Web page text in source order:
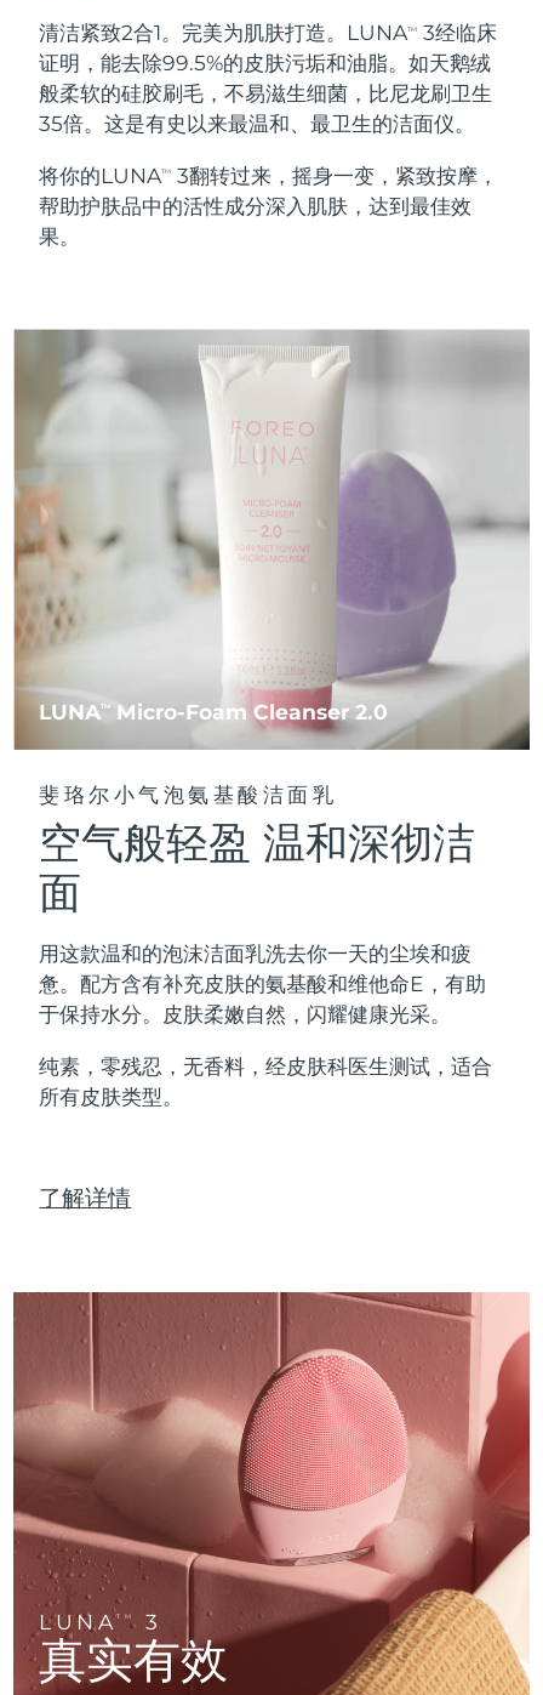
清洁紧致2合1。完美为肌肤打造。LUNATM
3经临床
证明，能去除99.5%的皮肤污垢和油脂。如天鹅绒
般柔软的硅胶刷毛，不易滋生细菌，比尼龙刷卫生
35倍。这是有史以来最温和、最卫生的洁面仪。
将你的LUNATM
3翻转过来，摇身一变，紧致按摩，
帮助护肤品中的活性成分深入肌肤，达到最佳效
果。
LUNATM Micro-Foam Cleanser 2.0
斐珞尔小气泡氨基酸洁面乳
空气般轻盈 温和深彻洁
面
用这款温和的泡沫洁面乳洗去你一天的尘埃和疲
惫。配方含有补充皮肤的氨基酸和维他命E，有助
于保持水分。皮肤柔嫩自然，闪耀健康光采。
纯素，零残忍，无香料，经皮肤科医生测试，适合
所有皮肤类型。
了解详情
LUNATM 3
真实有效
LUNA™ 4 套装
Anti-aging massage
LUNA™ 4 Plus
Massage, LED heating
For men, anti-aging massage
LUNA™ 4 mini
For young skin, T-zone
LUNA™ 4 go
For travel or gym bag
LUNA™ 护肤
Premium cleansers & balm
LUNA™ 设备
All facial cleansing devices
BEAR™ 2 套装
Microcurrent toning
BEAR™ 2 go
Microcurrent toning on-the-go
Microcurrent line smoothing device
面部提拉护理
Premium anti-aging skincare
BEAR™ 设备
All premium facelift devices
UFO™ 3 套装
Near-infrared and red light therapy
device
UFO™ 3 mini
Red light therapy device for young skin
UFO™ 3 go
Portable red light therapy
Rejuvenation & hydration
UFO™ 设备
All deep facial hydration devices
issa™ 4
issa™ 4 plus
Smart hybrid silicone sonic toothbrush
issa™ 4 smile
Hybrid silicone sonic toothbrush
issa™ 4 baby
For ages 0-3
issa™ Teeth Whitening Set
Dual LED + sonic device & 18% PAP gel
ISSA™ 设备
All silicone sonic toothbrushes
FAQ™ 抗老护理
抗老
FAQ™ 101
Clinical anti-aging
FAQ™ 102
Advanced clinical anti-aging
FAQ™ 103
Luxurious clinical anti-aging set
FAQ™ P1 Primer
FAQ™产品
All anti-aging treatments
LED治疗
FAQ™ 201
LED mask
FAQ™ 202
LED mask
FAQ™ 211
Anti-aging neck & décolleté LED mask
FAQ™ 221
FAQ™产品
All LED treatments
生发
FAQ™ 301
LED hair strengthening scalp massager
FAQ™ Scalp Serum
Scalp recovery probiotic serum
FAQ™护肤品
All FAQ™ skincare
All hair treatments
肌肤年轻化
NEW
FAQ™ 501
Full-Spectrum Red Light Therapy
FAQ™ 502
Full-Spectrum Red Light Therapy
FAQ™ Red Light Serum
All FAQ™ skincare
FAQ™ products
All toning treatments
NEW
脱毛
Professional IPL hair removal device
IPL hair removal
PEACH™ Cooling Prep Gel
Cooling IPL hair removal gel
Microcurrent body toning
Massaging body brush
痘肌护理
ESPADA™ 2 plus
Recurring acne LED therapy
ESPADA™ Blemish Solution
Concentrated acne gel
ESPADA™ 设备
All acne treatment devices
眼部护理
BEAR™ 2 eyes & lips
Microcurrent line smoothing device
眼部护肤
Advanced eye care treatment
眼部护理设备
All revitalizing eye massagers
KIWI™
Blackhead remover
KIWI™ 皮肤护理
Advanced pore care essentials
FLIP™ play advanced
LED light hairbrush
LUNA™ Dual-Peptide Scalp
For healthy hair
牙齿美白
issa™ Teeth Whitening Set
Dual LED + sonic device & 18% PAP gel
issa™ Teeth Whitening Gel
更多的
护肤品 男士
全部购买
比利时 预计送达日期8/11/26
百慕大 预计送达日期8/17/26
波斯尼亚和黑塞哥维那 预计送达日期8/14/26
文莱 预计送达日期8/16/26
保加利亚
智利 预计送达日期
中国
哥伦比亚 预计送达日期
克罗地亚 8/11/26
塞浦路斯 8/12/26
捷克 预计送达日期
丹麦 预计送达日期8/11/26
芬兰
法国
德国 预计送达日期8/11/26
希腊
匈牙利
印度尼西亚 预计送达日期 8/9/26
爱尔兰 预计送达日期 8/11/26
马恩岛 预计送达日期 8/13/26
预计送达日期
意大利 预计送达日期 8/11/26
日本 预计送达日期8/14/26
泽西岛 预计送达日期8/16/26